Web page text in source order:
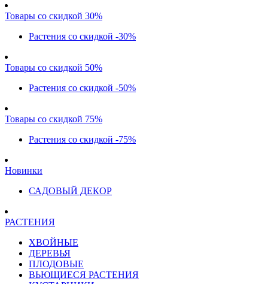
Товары со скидкой 30%
Растения со скидкой -30%
Товары со скидкой 50%
Растения со скидкой -50%
Товары со скидкой 75%
Растения со скидкой -75%
Новинки
САДОВЫЙ ДЕКОР
РАСТЕНИЯ
ХВОЙНЫЕ
ДЕРЕВЬЯ
ПЛОДОВЫЕ
ВЬЮЩИЕСЯ РАСТЕНИЯ